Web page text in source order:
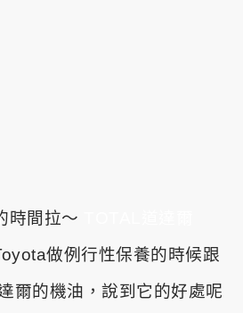
時間拉～
做例行性保養的時候跟
爾的機油，說到它的好處呢